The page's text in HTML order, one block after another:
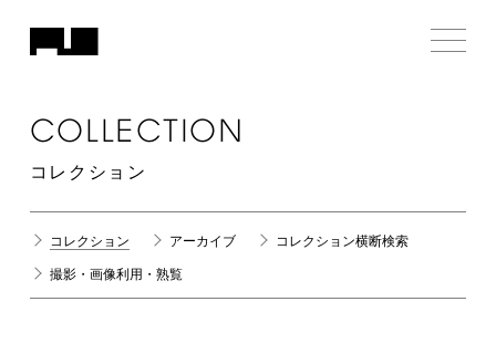
COLLECTION
コレクション
コレクション アーカイブ コレクション横断検索
撮影・画像利用・熟覧